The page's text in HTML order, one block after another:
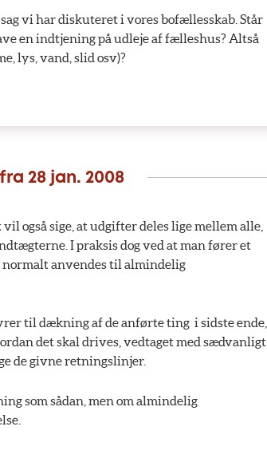
vi har diskuteret i vores bofællesskab. Står
en indtjening på udleje af fælleshus? Altså
lys, vand, slid osv)?
28 jan. 2008
også sige, at udgifter deles lige mellem alle,
I praksis dog ved at man fører et
normalt anvendes til almindelig
til dækning af de anførte ting  i sidste ende,
det skal drives, vedtaget med sædvanligt
de givne retningslinjer.
som sådan, men om almindelig